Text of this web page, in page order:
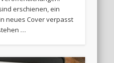
erschienen, ein
neues Cover verpasst
…